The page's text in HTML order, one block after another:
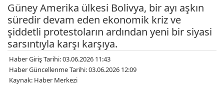
Güney Amerika ülkesi Bolivya, bir ayı aşkın
süredir devam eden ekonomik kriz ve
şiddetli protestoların ardından yeni bir siyasi
sarsıntıyla karşı karşıya.
Haber Giriş Tarihi: 03.06.2026 11:43
Haber Güncellenme Tarihi: 03.06.2026 12:09
Kaynak: Haber Merkezi